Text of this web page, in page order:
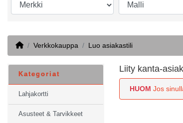
HomeVerkkokauppa Luo asiakastili
Liity kanta-
HUOM Jos
Kategoriat
Lahjakortti
Asusteet & Tarvikkeet